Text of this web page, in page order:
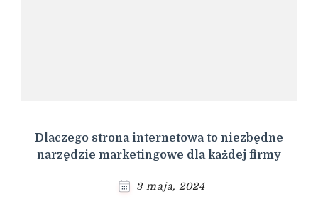
Dlaczego strona internetowa to niezbędne
narzędzie marketingowe dla każdej firmy
3 maja, 2024